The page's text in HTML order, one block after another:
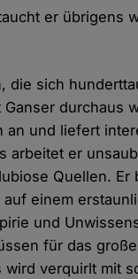
er übrigens
die sich
durchaus
an und liefert
arbeitet er
Quellen. Er
einem
und
für das
wird verquirlt mit